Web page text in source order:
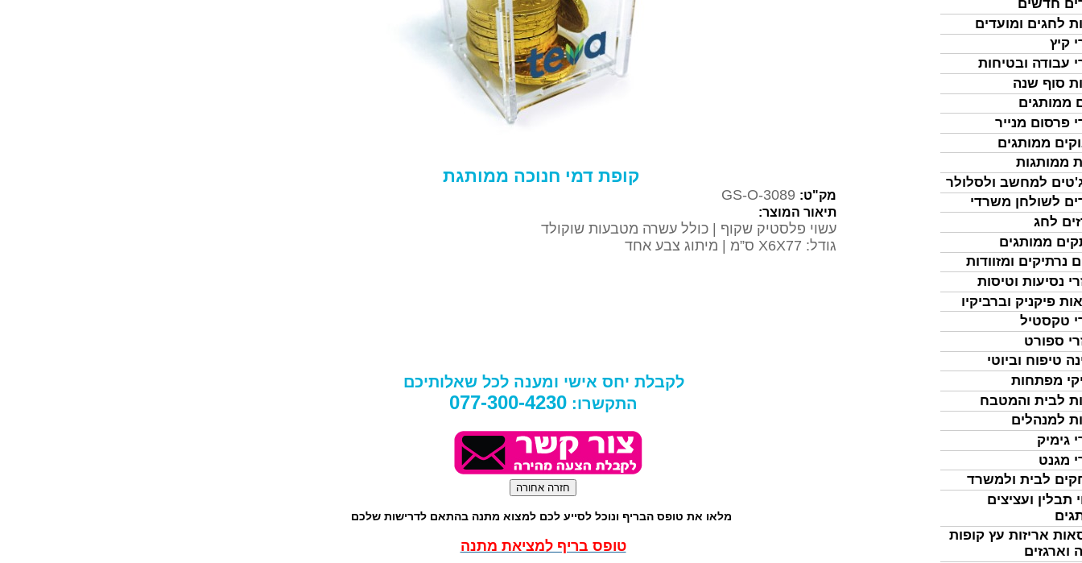
חדשים
לחגים ומועדים
קיץ
עבודה ובטיחות
סוף שנה
ממותגים
פרסום מנייר
ממותגים
ממותגות
למחשב ולסלולר
לשולחן משרדי
לחג
ממותגים
נרתיקים ומזוודות
נסיעות וטיסות
פיקניק וברביקיו
טקסטיל
ספורט
טיפוח וביוטי
מפתחות
לבית והמטבח
למנהלים
גימיק
מגנט
לבית ולמשרד
תבלין ועציצים
אריזות עץ קופות
וארגזים
קופת דמי חנוכה ממותגת
מק"ט: GS-O-3089
תיאור המוצר:
עשוי פלסטיק שקוף | כולל עשרה מטבעות שוקולד
גודל: 7
X6X7 ס”מ | מיתוג צבע אחד
לקבלת יחס אישי ומענה לכל שאלותיכם
התקשרו: 077-300-4230
מלאו את טופס הבריף ונוכל לסייע לכם למצוא מתנה בהתאם לדרישות שלכם
טופס בריף למציאת מתנה